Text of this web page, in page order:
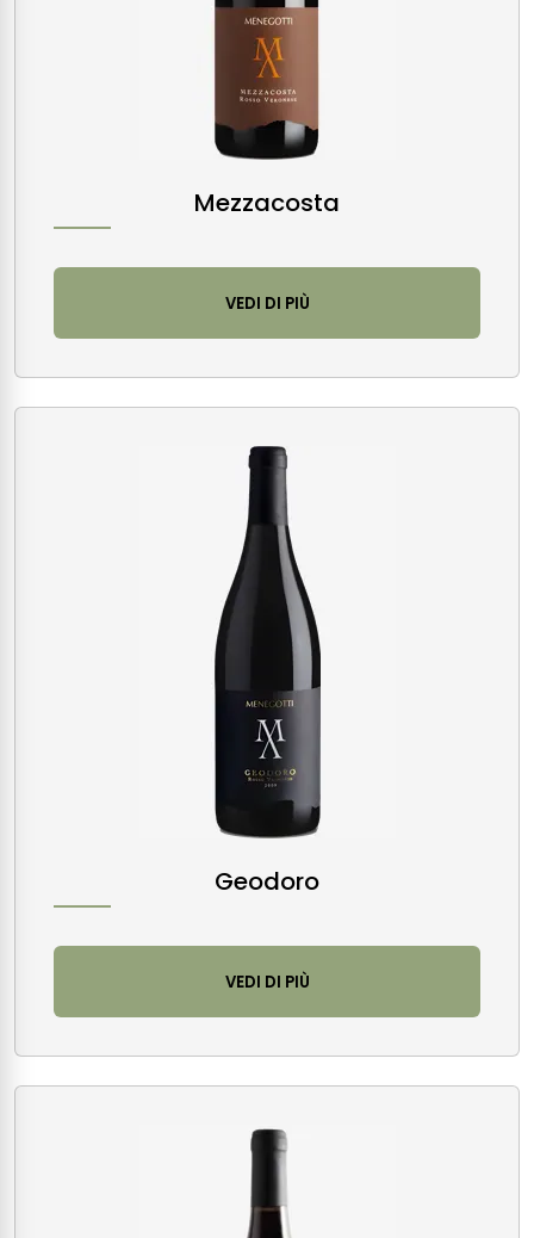
Mezzacosta
VEDI DI PIÙ
Geodoro
VEDI DI PIÙ